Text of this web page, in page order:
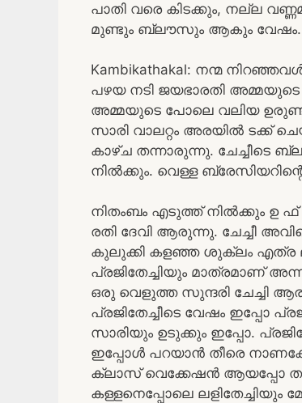
പാതി വരെ കിടക്കും, നല്ല
മുണ്ടും ബ്ലൗസും ആകും വേഷം.
Kambikathakal: നന്മ
പഴയ നടി ജയഭാരതി അമ്മയുടെ
അമ്മയുടെ പോലെ വലിയ ഉരുണ്ട
സാരി വാലറ്റം അരയിൽ
കാഴ്ച തന്നാരുന്നു. ചേച്ചീടെ
നിൽക്കും. വെള്ള
നിതംബം എടുത്ത് നിൽക്കും ഉ ഫ്
രതി ദേവി ആരുന്നു. ചേച്ചീ
കുലുക്കി കളഞ്ഞ ശുക്ലം എത്ര
പ്രജിതേച്ചിയും മാത്രമാണ്
ഒരു വെളുത്ത സുന്ദരി ചേച്ചി
പ്രജിതേച്ചീടെ വേഷം ഇപ്പോ
സാരിയും ഉടുക്കും ഇപ്പോ.
ഇപ്പോൾ പറയാൻ തീരെ
ക്ലാസ് വെക്കേഷൻ ആയപ്പോ
കള്ളനെപ്പോലെ ലളിതേച്ചിയും